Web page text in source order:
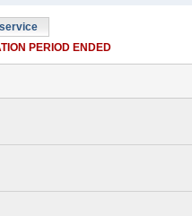
PERIOD ENDED